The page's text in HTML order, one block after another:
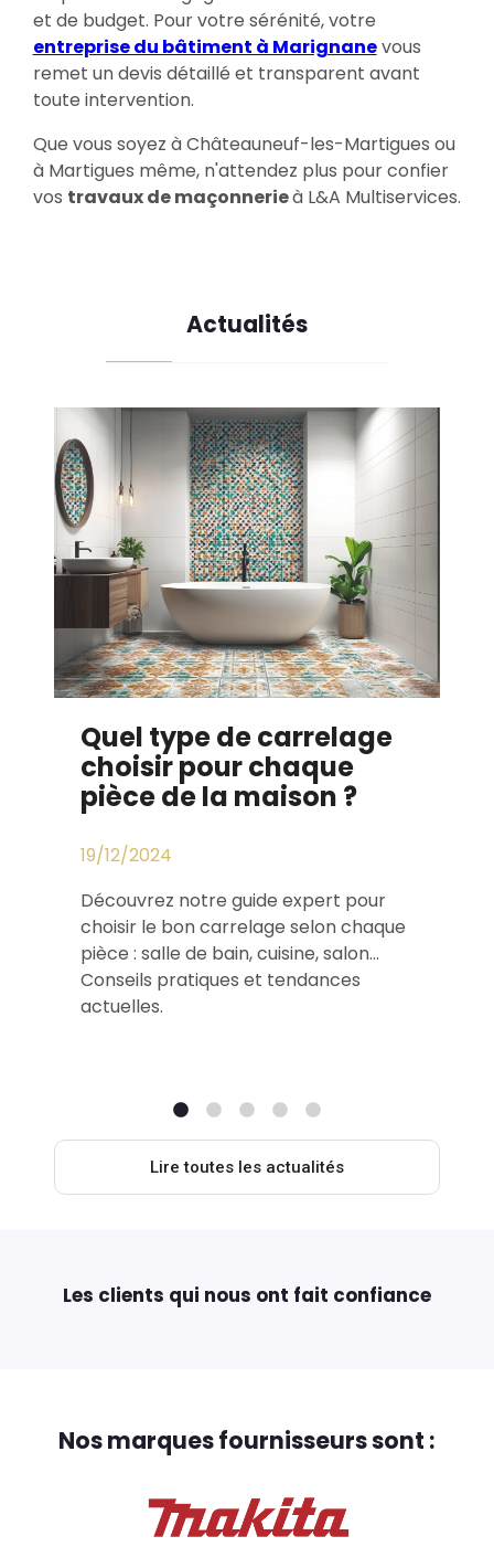
et de budget. Pour votre sérénité, votre
entreprise du bâtiment à Marignanevous
remet un devis détaillé et transparent avant
toute intervention.
Que vous soyez à Châteauneuf-les-Martigues ou
à Martigues même, n'attendez plus pour confier
vos travaux de maçonnerieà L&A Multiservices.
Actualités
Quel type de carrelage
choisir pour chaque
pièce de la maison ?
19/12/2024
Découvrez notre guide expert pour
choisir le bon carrelage selon chaque
pièce : salle de bain, cuisine, salon...
Conseils pratiques et tendances
actuelles.
Lire toutes les actualités
Les clients qui nous ont fait confiance
Nos marques fournisseurs sont :